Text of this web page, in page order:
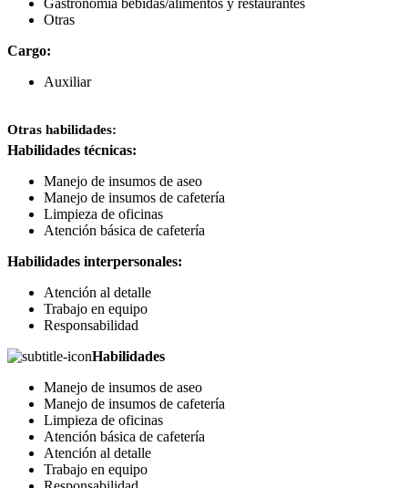
Gastronomía bebidas/alimentos y restaurantes
Otras
Cargo:
Auxiliar
Otras habilidades:
Habilidades técnicas:
Manejo de insumos de aseo
Manejo de insumos de cafetería
Limpieza de oficinas
Atención básica de cafetería
Habilidades interpersonales:
Atención al detalle
Trabajo en equipo
Responsabilidad
Habilidades
Manejo de insumos de aseo
Manejo de insumos de cafetería
Limpieza de oficinas
Atención básica de cafetería
Atención al detalle
Trabajo en equipo